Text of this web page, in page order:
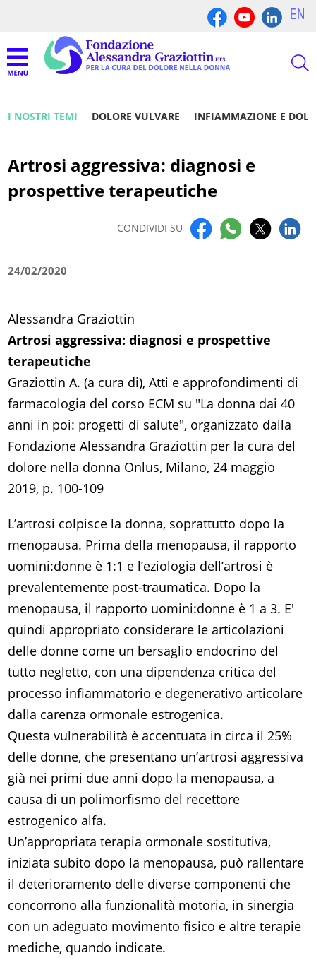
EN
I NOSTRI TEMI DOLORE VULVARE INFIAMMAZIONE E
Artrosi aggressiva: diagnosi e
prospettive terapeutiche
CONDIVIDI SU
24/02/2020
Alessandra Graziottin
Artrosi aggressiva: diagnosi e prospettive
terapeutiche
Graziottin A. (a cura di), Atti e approfondimenti di
farmacologia del corso ECM su "La donna dai 40
anni in poi: progetti di salute", organizzato dalla
Fondazione Alessandra Graziottin per la cura del
dolore nella donna Onlus, Milano, 24 maggio
2019, p. 100-109
L’artrosi colpisce la donna, soprattutto dopo la
menopausa. Prima della menopausa, il rapporto
uomini:donne è 1:1 e l’eziologia dell’artrosi è
prevalentemente post-traumatica. Dopo la
menopausa, il rapporto uomini:donne è 1 a 3. E'
quindi appropriato considerare le articolazioni
delle donne come un bersaglio endocrino del
tutto negletto, con una dipendenza critica del
processo infiammatorio e degenerativo articolare
dalla carenza ormonale estrogenica.
Questa vulnerabilità è accentuata in circa il 25%
delle donne, che presentano un’artrosi aggressiva
già nei primi due anni dopo la menopausa, a
causa di un polimorfismo del recettore
estrogenico alfa.
Un’appropriata terapia ormonale sostitutiva,
iniziata subito dopo la menopausa, può rallentare
il deterioramento delle diverse componenti che
concorrono alla funzionalità motoria, in sinergia
con un adeguato movimento fisico e altre terapie
mediche, quando indicate.